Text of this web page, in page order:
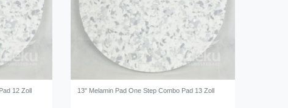
12 Zoll 13" Melamin Pad One Step Combo Pad 13 Zoll